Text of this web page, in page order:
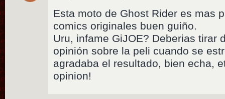
Esta moto de Ghost Rider es mas
comics originales buen guiño.
Uru, infame GiJOE? Deberias tirar
opinión sobre la peli cuando se
agradaba el resultado, bien echa,
opinion!